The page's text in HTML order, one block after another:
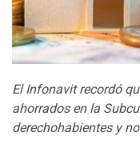
El Infonavit recordó
ahorrados en la
derechohabientes y